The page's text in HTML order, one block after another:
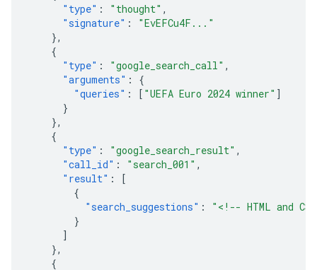
"type"
: "thought"
"signature"
: "EvEFCu4F..."
"type"
: "google_search_call"
"arguments"
:
"queries"
: ["UEFA Euro 2024 winner"
"type"
: "google_search_result"
"call_id"
: "search_001"
"result"
:
"search_suggestions"
: "<!-- HTML and